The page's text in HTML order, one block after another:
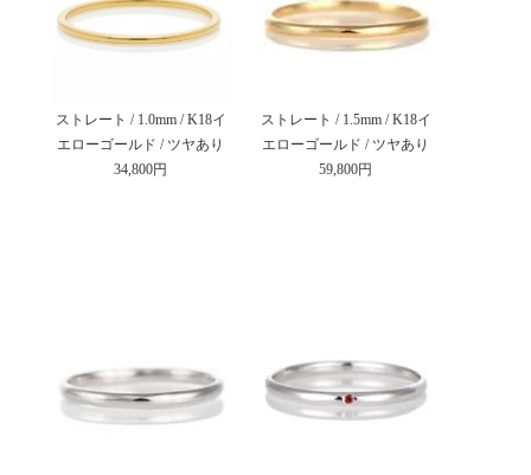
ストレート / 1.0mm / K18イ
エローゴールド / ツヤあり
34,800円
ストレート / 1.5mm / K18イ
エローゴールド / ツヤあり
59,800円